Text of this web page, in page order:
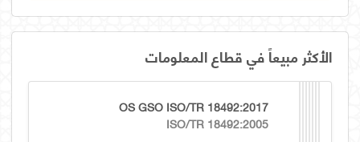
الأكثر مبيعاً في قطاع المعلومات
OS GSO ISO/TR 18492:2017
ISO/TR 18492:2005